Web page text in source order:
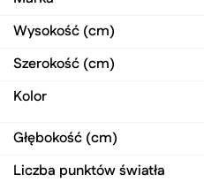
Wysokość (cm)
Szerokość (cm)
Kolor
Głębokość (cm)
Liczba punktów światła